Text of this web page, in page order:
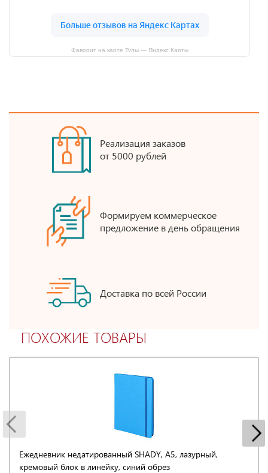
Фаворит на карте Тулы — Яндекс Карты
Реализация заказов
от 5000 рублей
Формируем коммерческое
предложение в день обращения
Доставка по всей России
ПОХОЖИЕ ТОВАРЫ
Ежедневник недатированный SHADY, А5, лазурный,
кремовый блок в линейку, синий обрез